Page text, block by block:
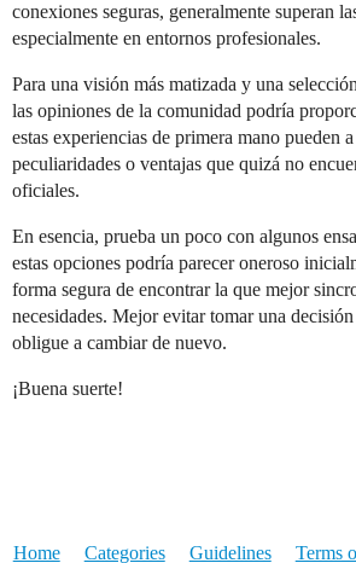
conexiones seguras, generalmente superan
especialmente en entornos profesionales.
Para una visión más matizada y una
las opiniones de la comunidad podría
estas experiencias de primera mano pueden
peculiaridades o ventajas que quizá no
oficiales.
En esencia, prueba un poco con algunos
estas opciones podría parecer oneroso
forma segura de encontrar la que mejor
necesidades. Mejor evitar tomar una
obligue a cambiar de nuevo.
¡Buena suerte!
Home Categories Guidelines Terms